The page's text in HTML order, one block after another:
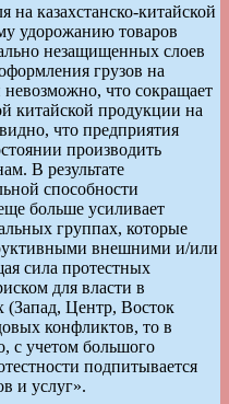
казахстанско-китайской
удорожанию товаров
незащищенных слоев
грузов на
что сокращает
китайской продукции на
что предприятия
производить
В результате
способности
больше усиливает
группах, которые
внешними и/или
сила протестных
для власти в
Центр, Восток
конфликтов, то в
с учетом большого
подпитывается
и услуг».